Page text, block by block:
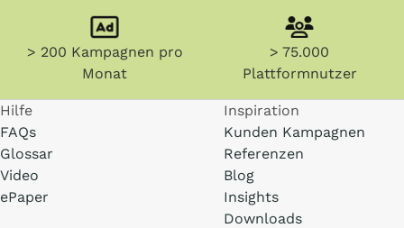
> 200 Kampagnen pro
Monat
> 75.000
Plattformnutzer
Hilfe
FAQs
Glossar
Video
ePaper
Inspiration
Kunden Kampagnen
Referenzen
Blog
Insights
Downloads